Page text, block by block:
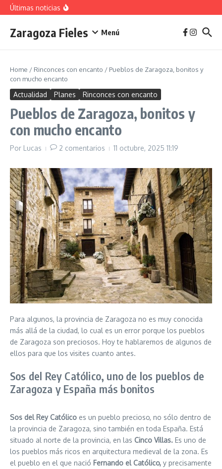
Saltar al contenido
Últimas noticias
Descubre el Parque del Agua Luis Buñuel: tu oasis
Plan de Acción del Ruido de Zaragoza 2025-
2029: Implicaciones y Objetivos
Zaragoza Fieles Menú
Home / Rinconces con encanto / Pueblos de Zaragoza, bonitos y
con mucho encanto
Actualidad Planes Rinconces con encanto
Pueblos de Zaragoza, bonitos y
con mucho encanto
Por Lucas 2 comentarios 11 octubre, 2025 11:19
Para algunos, la provincia de Zaragoza no es muy conocida
más allá de la ciudad, lo cual es un error porque los pueblos
de Zaragoza son preciosos. Hoy te hablaremos de algunos de
ellos para que los visites cuanto antes.
Sos del Rey Católico, uno de los pueblos de
Zaragoza y España más bonitos
Sos del Rey Católico es un pueblo precioso, no sólo dentro de
la provincia de Zaragoza, sino también en toda España. Está
situado al norte de la provincia, en las Cinco Villas. Es uno de
los pueblos más ricos en arquitectura medieval de la zona. Es
el pueblo en el que nació Fernando el Católico, y precisamente